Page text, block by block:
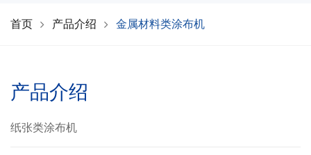
首页 产品介绍 金属材料类涂布机
产品介绍
纸张类涂布机